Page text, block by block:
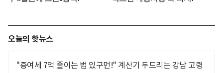
오늘의 핫뉴스
"증여세 7억 줄이는 법 있구먼!" 계산기 두드리는 강남 고령